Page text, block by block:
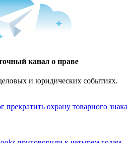
канал о праве
и юридических событиях.
охрану товарного знака